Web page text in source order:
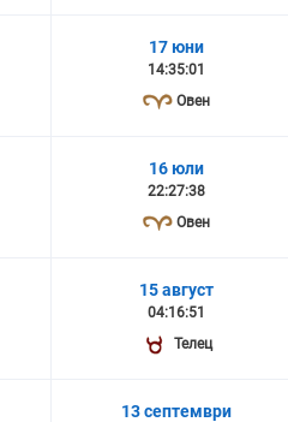
17 юни
14:35:01
Овен
16 юли
22:27:38
Овен
15 август
04:16:51
Телец
13 септември